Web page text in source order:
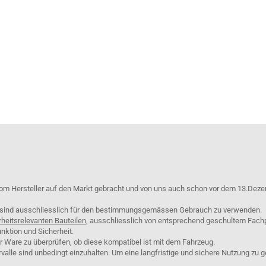
Hersteller auf den Markt gebracht und von uns auch schon vor dem
ausschliesslich für den bestimmungsgemässen Gebrauch zu verwenden.
Bauteilen, ausschliesslich von entsprechend geschultem
und Sicherheit.
zu überprüfen, ob diese kompatibel ist mit dem Fahrzeug.
sind unbedingt einzuhalten. Um eine langfristige und sichere Nutzung